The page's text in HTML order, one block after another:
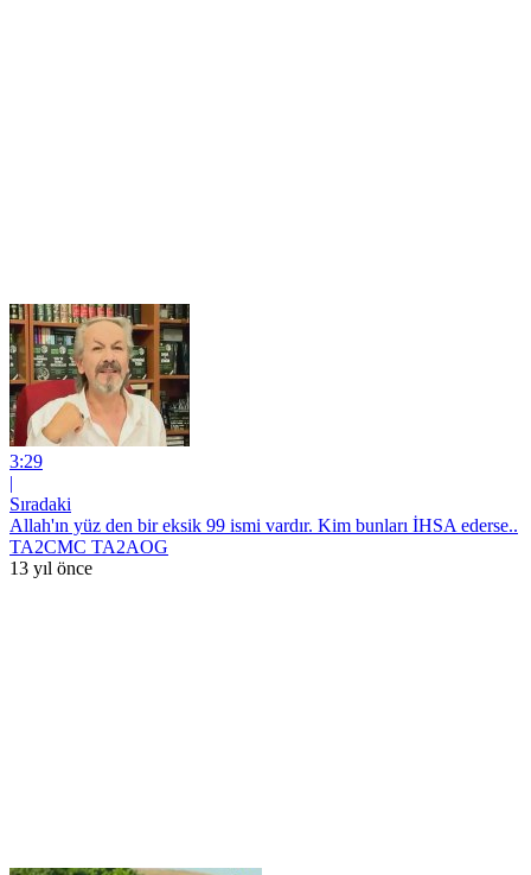
3:29
|
Sıradaki
Allah'ın yüz den bir eksik 99 ismi vardır. Kim bunları İHSA ederse..
TA2CMC TA2AOG
13 yıl önce